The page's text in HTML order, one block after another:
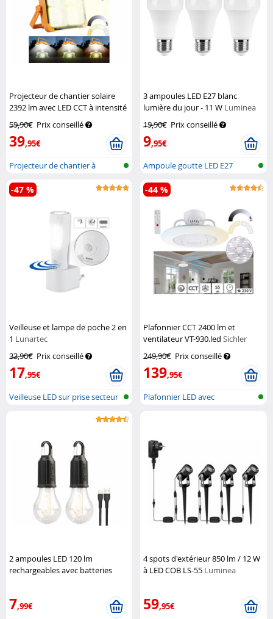
Projecteur de chantier solaire
2392 lm avec LED CCT à intensité
59,90€ Prix conseillé
39,95€
Projecteur de chantier à
batterie a...
3 ampoules LED E27 blanc
lumière du jour - 11 W Luminea
19,90€ Prix conseillé
9,95€
Ampoule goutte LED E27
(lumière du...
Veilleuse et lampe de poche 2 en
1 Lunartec
33,90€ Prix conseillé
17,95€
-47 %
Veilleuse LED sur prise secteur
Plafonnier CCT 2400 lm et
ventilateur VT-930.ledSichler
249,90€ Prix conseillé
139,95€
-44 %
Plafonnier LED avec
2 ampoules LED 120 lm
rechargeables avec batteries
7,99€
4 spots d'extérieur 850 lm / 12 W
à LED COB LS-55 Luminea
59,95€